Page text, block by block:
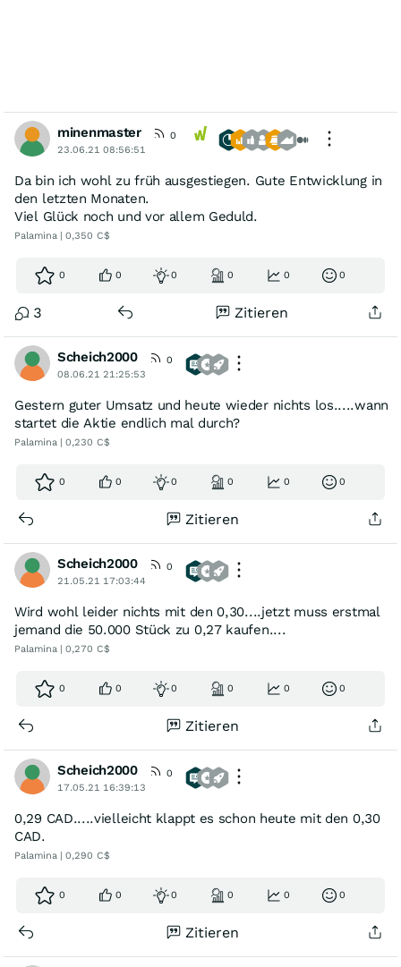
minenmaster
0
23.06.21 08:56:51
Da bin ich wohl zu früh ausgestiegen. Gute Entwicklung in
den letzten Monaten.
Viel Glück noch und vor allem Geduld.
Palamina | 0,350 C$
0 0 0 0 0 0
3 Zitieren
Scheich2000
0
08.06.21 21:25:53
Gestern guter Umsatz und heute wieder nichts los.....wann
startet die Aktie endlich mal durch?
Palamina | 0,230 C$
0 0 0 0 0 0
Zitieren
Scheich2000
0
21.05.21 17:03:44
Wird wohl leider nichts mit den 0,30....jetzt muss erstmal
jemand die 50.000 Stück zu 0,27 kaufen....
Palamina | 0,270 C$
0 0 0 0 0 0
Zitieren
Scheich2000
0
17.05.21 16:39:13
0,29 CAD.....vielleicht klappt es schon heute mit den 0,30
CAD.
Palamina | 0,290 C$
0 0 0 0 0 0
Zitieren